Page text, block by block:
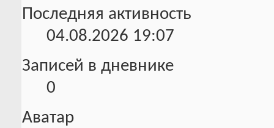
Последняя активность
04.08.2026 19:07
Записей в дневнике
0
Аватар